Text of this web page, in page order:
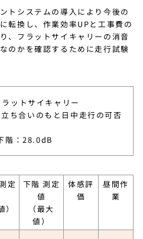
トシステムの導入により今後の
転換し、作業効率UPと工事費の
、フラットサイキャリーの消音
のかを確認するために走行試験
ットサイキャリー
ち合いのもと日中走行の可否
：28.0dB
定
）
下階 測定
値
（最大
値）
体感評
価
昼間作
業